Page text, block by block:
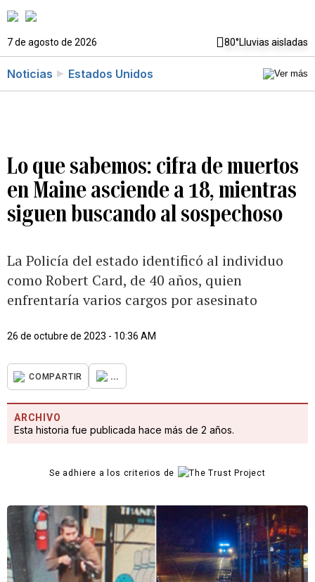
7 de agosto de 2026 80°Lluvias aisladas
Noticias Estados Unidos
Lo que sabemos: cifra de muertos
en Maine asciende a 18, mientras
siguen buscando al sospechoso
La Policía del estado identificó al individuo
como Robert Card, de 40 años, quien
enfrentaría varios cargos por asesinato
26 de octubre de 2023 - 10:36 AM
COMPARTIR ...
ARCHIVO
Esta historia fue publicada hace más de 2 años.
Se adhiere a los criterios de